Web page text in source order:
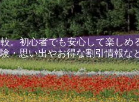
。初心者でも安心して楽しめ
・思い出やお得な割引情報な